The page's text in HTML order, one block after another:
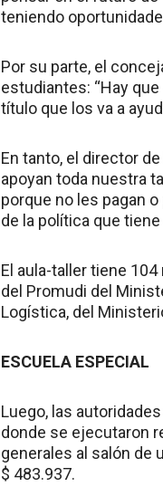
teniendo
Por su parte, el
estudiantes: “Hay
título que los va a
En tanto, el director
apoyan toda nuestra
porque no les pagan
de la política que
El aula-taller tiene
del Promudi del
Logística, del
ESCUELA ESPECIAL
Luego, las
donde se ejecutaron
generales al salón de
$ 483.937.